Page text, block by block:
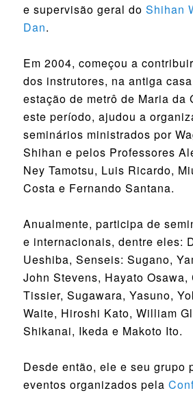
e supervisão geral doShihan
Dan.
Em 2004, começou a
dos instrutores, na antiga
estação de metrô de Maria da
este período, ajudou a
seminários ministrados por
Shihan e pelos Professores
Ney Tamotsu, Luis Ricardo,
Costa e Fernando Santana.
Anualmente, participa de
e internacionais, dentre eles:
Ueshiba, Senseis: Sugano,
John Stevens, Hayato Osawa,
Tissier, Sugawara, Yasuno,
Waite, Hiroshi Kato, William
Shikanai, Ikeda e Makoto Ito.
Desde então, ele e seu grupo
eventos organizados pela